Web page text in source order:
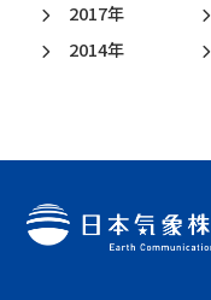
2017年
2014年